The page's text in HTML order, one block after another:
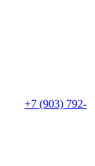
+7 (903) 792-